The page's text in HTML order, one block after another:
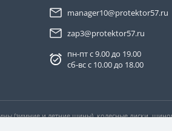
manager10@protektor57.ru
zap3@protektor57.ru
пн-пт с 9.00 до 19.00
сб-вс с 10.00 до 18.00
(зимние и летние шины), колесные диски,